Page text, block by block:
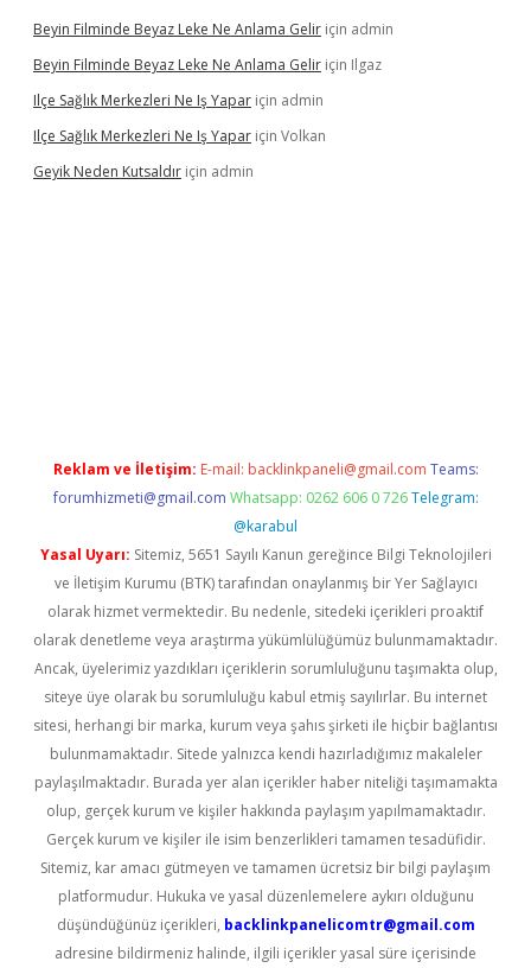
Beyin Filminde Beyaz Leke Ne Anlama Gelir için admin
Beyin Filminde Beyaz Leke Ne Anlama Gelir için Ilgaz
Ilçe Sağlık Merkezleri Ne Iş Yapar için admin
Ilçe Sağlık Merkezleri Ne Iş Yapar için Volkan
Geyik Neden Kutsaldır için admin
Reklam ve İletişim: E-mail: backlinkpaneli@gmail.com Teams:
forumhizmeti@gmail.com Whatsapp: 0262 606 0 726 Telegram:
@karabul
Yasal Uyarı: Sitemiz, 5651 Sayılı Kanun gereğince Bilgi Teknolojileri
ve İletişim Kurumu (BTK) tarafından onaylanmış bir Yer Sağlayıcı
olarak hizmet vermektedir. Bu nedenle, sitedeki içerikleri proaktif
olarak denetleme veya araştırma yükümlülüğümüz bulunmamaktadır.
Ancak, üyelerimiz yazdıkları içeriklerin sorumluluğunu taşımakta olup,
siteye üye olarak bu sorumluluğu kabul etmiş sayılırlar. Bu internet
sitesi, herhangi bir marka, kurum veya şahıs şirketi ile hiçbir bağlantısı
bulunmamaktadır. Sitede yalnızca kendi hazırladığımız makaleler
paylaşılmaktadır. Burada yer alan içerikler haber niteliği taşımamakta
olup, gerçek kurum ve kişiler hakkında paylaşım yapılmamaktadır.
Gerçek kurum ve kişiler ile isim benzerlikleri tamamen tesadüfidir.
Sitemiz, kar amacı gütmeyen ve tamamen ücretsiz bir bilgi paylaşım
platformudur. Hukuka ve yasal düzenlemelere aykırı olduğunu
düşündüğünüz içerikleri, backlinkpanelicomtr@gmail.com
adresine bildirmeniz halinde, ilgili içerikler yasal süre içerisinde